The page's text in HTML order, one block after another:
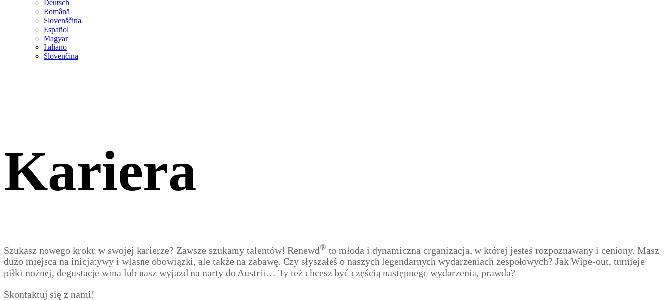
Deutsch
Română
Slovenščina
Español
Magyar
Italiano
Slovenčina
Kariera
Szukasz nowego kroku w swojej karierze? Zawsze szukamy talentów! Renewd® to młoda i dynamiczna organizacja, w której jesteś rozpoznawany i ceniony. Masz
dużo miejsca na inicjatywy i własne obowiązki, ale także na zabawę. Czy słyszałeś o naszych legendarnych wydarzeniach zespołowych? Jak Wipe-out, turnieje
piłki nożnej, degustacje wina lub nasz wyjazd na narty do Austrii… Ty też chcesz być częścią następnego wydarzenia, prawda?
Skontaktuj się z nami!